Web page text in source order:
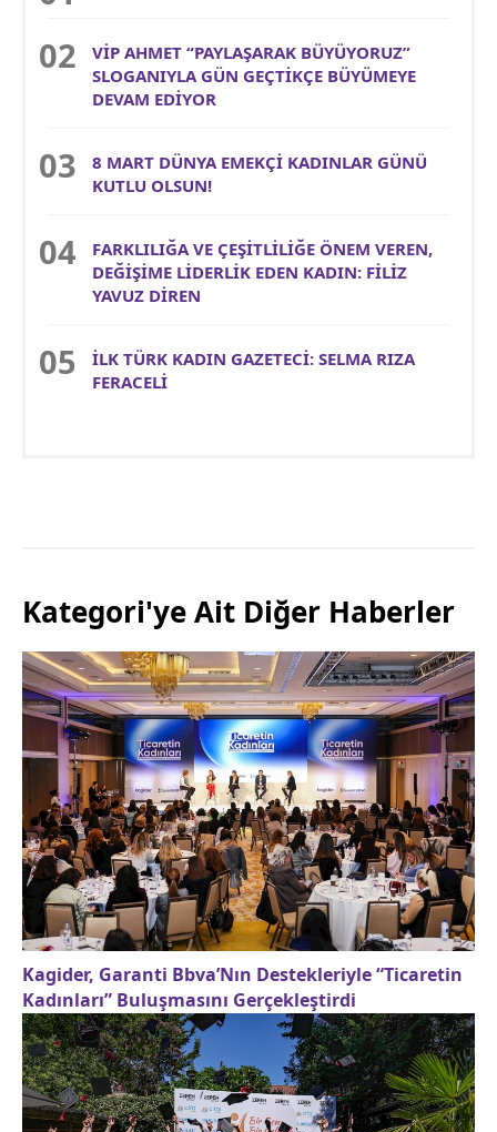
VİP AHMET “PAYLAŞARAK BÜYÜYORUZ”
SLOGANIYLA GÜN GEÇTİKÇE BÜYÜMEYE
DEVAM EDİYOR
8 MART DÜNYA EMEKÇİ KADINLAR GÜNÜ
KUTLU OLSUN!
FARKLILIĞA VE ÇEŞİTLİLİĞE ÖNEM VEREN,
DEĞİŞİME LİDERLİK EDEN KADIN: FİLİZ
YAVUZ DİREN
İLK TÜRK KADIN GAZETECİ: SELMA RIZA
FERACELİ
Kategori'ye Ait Diğer Haberler
Kagider, Garanti Bbva’Nın Destekleriyle “Ticaretin
Kadınları” Buluşmasını Gerçekleştirdi